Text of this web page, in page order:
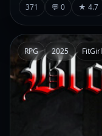
371 💬 0 ★ 4.7
RPG 2025 FitGirl